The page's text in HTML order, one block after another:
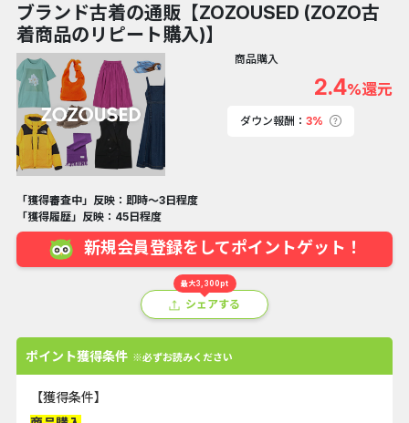
ブランド古着の通販【ZOZOUSED (ZOZO古
着商品のリピート購入)】
商品購入
2.4%還元
ダウン報酬： 3%
「獲得審査中」反映：即時～3日程度
「獲得履歴」反映：45日程度
新規会員登録をしてポイントゲット！
最大3,300pt
シェアする
ポイント獲得条件 ※必ずお読みください
【獲得条件】